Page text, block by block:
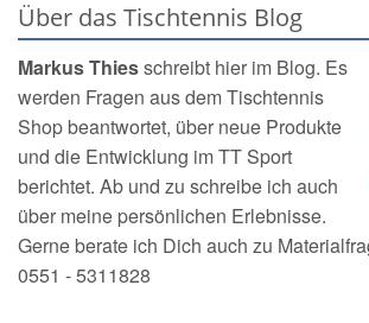
Über das Tischtennis Blog
Markus Thiesschreibt hier im Blog. Es
werden Fragen aus demTischtennis
Shopbeantwortet, über neue Produkte
und die Entwicklung im TT Sport
berichtet. Ab und zu schreibe ich auch
über meine persönlichen Erlebnisse.
Gerne berate ich Dich auch zu
0551 - 5311828